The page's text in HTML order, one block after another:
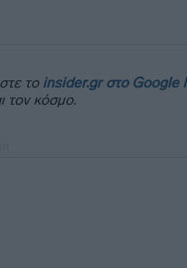
το insider.gr στο Google
τον κόσμο.